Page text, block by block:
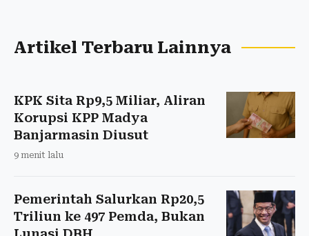
Artikel Terbaru Lainnya
KPK Sita Rp9,5 Miliar, Aliran
Korupsi KPP Madya
Banjarmasin Diusut
9 menit lalu
Pemerintah Salurkan Rp20,5
Triliun ke 497 Pemda, Bukan